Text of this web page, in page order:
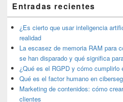
área
de
widget
barra
lateral
primaria
Entradas recientes
¿Es cierto que usar inteligencia
realidad
La escasez de memoria RAM para
se han disparado y qué significa
¿Qué es el RGPD y cómo cumplirlo
Qué es el factor humano en
Marketing de contenidos: cómo
clientes